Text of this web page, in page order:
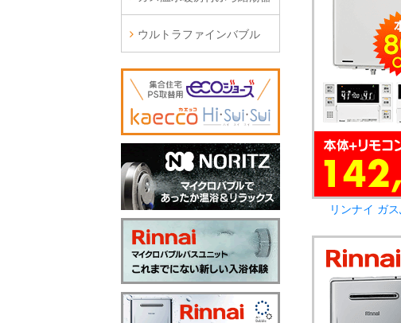
リンナイ ガ
ウルトラファインバブル